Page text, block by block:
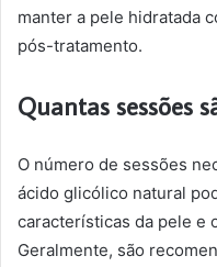
manter a pele hidratada
pós-tratamento.
Quantas sessões
O número de sessões
ácido glicólico natural
características da pele e
Geralmente, são